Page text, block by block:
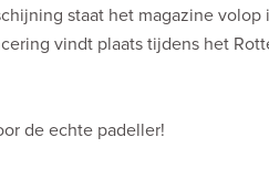
staat het magazine
vindt plaats tijdens het
de echte padeller!